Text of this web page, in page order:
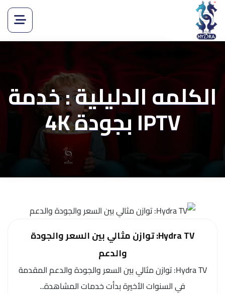
الكلمه الدليلية : خدمة
IPTV بجودة 4K
Hydra TV: توازن مثالي بين السعر والجودة
والدعم
Hydra TV: توازن مثالي بين السعر والجودة والدعم المقدمة
في السنوات الأخيرة بدأت خدمات المشاهدة...